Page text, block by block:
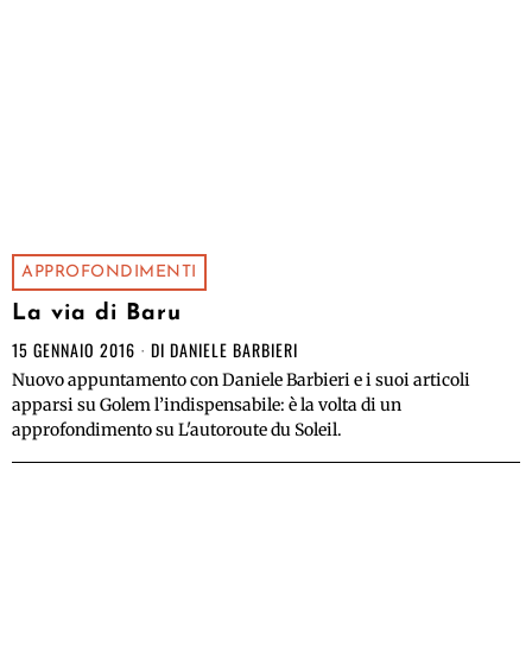
APPROFONDIMENTI
La via di Baru
15 GENNAIO 2016 DI DANIELE BARBIERI
Nuovo appuntamento con Daniele Barbieri e i suoi articoli
apparsi su Golem l’indispensabile: è la volta di un
approfondimento su L'autoroute du Soleil.